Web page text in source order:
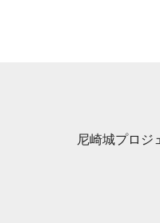
尼崎城プロジ